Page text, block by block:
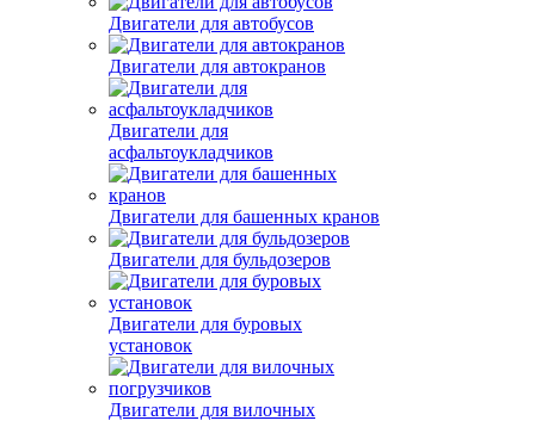
Двигатели для автобусов
Двигатели для автокранов
Двигатели для
асфальтоукладчиков
Двигатели для башенных кранов
Двигатели для бульдозеров
Двигатели для буровых
установок
Двигатели для вилочных